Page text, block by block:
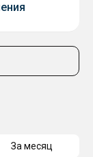
За месяц